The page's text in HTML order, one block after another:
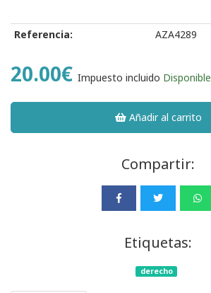
Referencia: AZA4289
20.00€ Impuesto incluido Disponible
Añadir al carrito
Compartir:
Etiquetas:
derecho